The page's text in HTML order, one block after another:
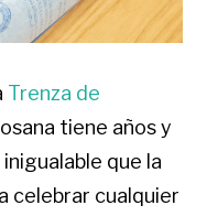
Trenza de
tiene años y
que la
celebrar cualquier